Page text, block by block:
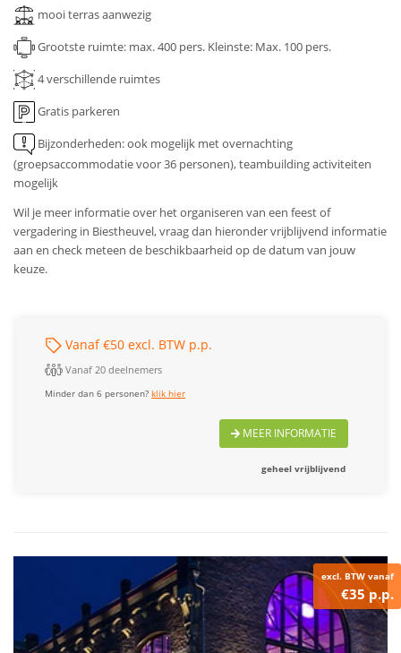
mooi terras aanwezig
Grootste ruimte: max. 400 pers. Kleinste: Max. 100 pers.
4 verschillende ruimtes
Gratis parkeren
Bijzonderheden: ook mogelijk met overnachting
(groepsaccommodatie voor 36 personen), teambuilding activiteiten
mogelijk
Wil je meer informatie over het organiseren van een feest of
vergadering in Biestheuvel, vraag dan hieronder vrijblijvend informatie
aan en check meteen de beschikbaarheid op de datum van jouw
keuze.
Vanaf €50 excl. BTW p.p.
Vanaf 20 deelnemers
Minder dan 6 personen?klik hier
MEER INFORMATIE
geheel vrijblijvend
excl. BTW vanaf
€35 p.p.